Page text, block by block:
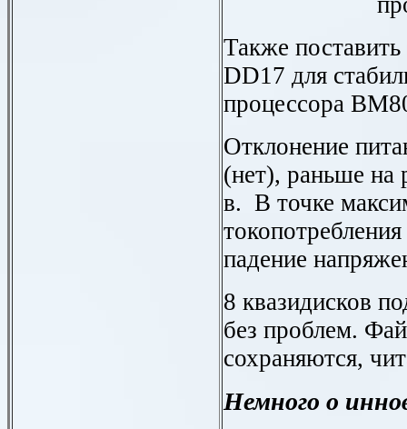
Также
DD17 для
процессора
Отклонение
(нет), раньше на
в. В точке
падение
8 квазидисков
без проблем.
сохраняются,
Немного о